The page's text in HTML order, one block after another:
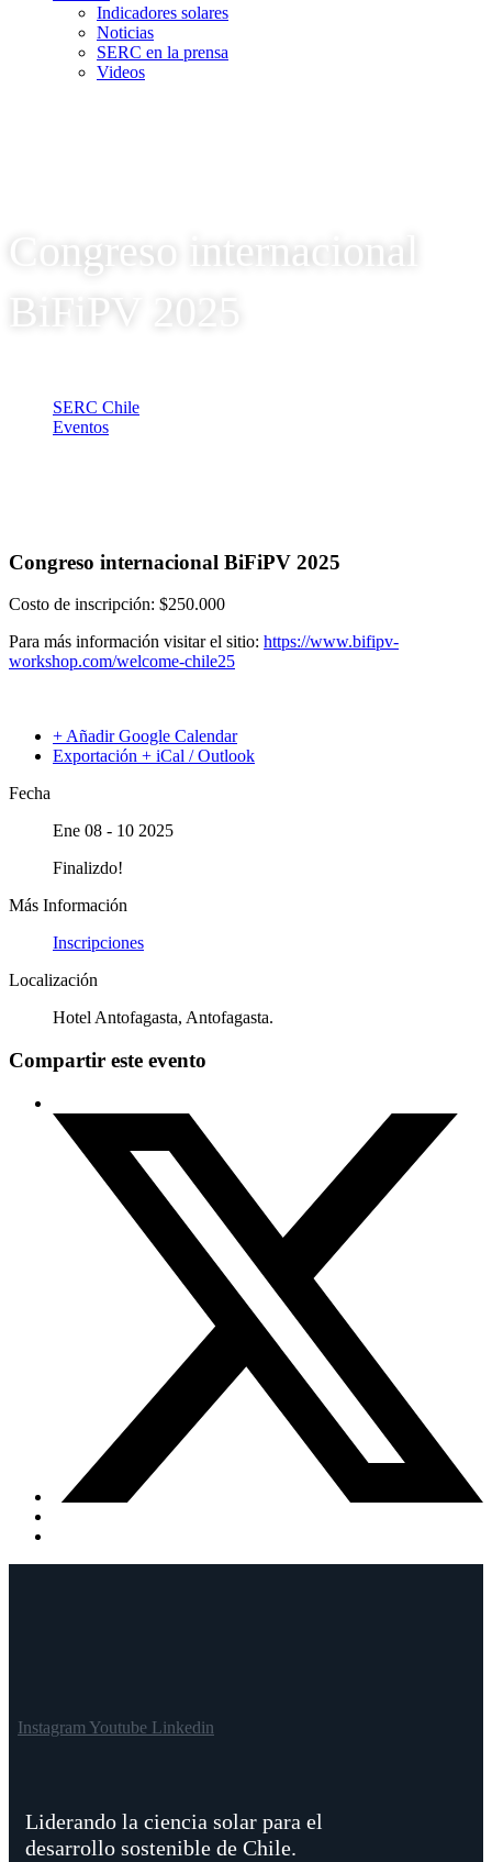
Indicadores solares
Noticias
SERC en la prensa
Videos
Congreso internacional
BiFiPV 2025
SERC Chile
Eventos
Congreso internacional BiFiPV 2025
Costo de inscripción: $250.000
Para más información visitar el sitio: https://www.bifipv-
workshop.com/welcome-chile25
+ Añadir Google Calendar
Exportación + iCal / Outlook
Fecha
Ene 08 - 10 2025
Finalizdo!
Más Información
Inscripciones
Localización
Hotel Antofagasta, Antofagasta.
Compartir este evento
Instagram Youtube Linkedin
Liderando la ciencia solar para el
desarrollo sostenible de Chile.